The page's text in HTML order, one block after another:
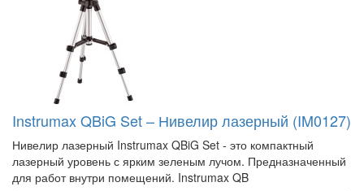
Instrumax QBiG Set – Нивелир лазерный (IM0127)
Нивелир лазерный Instrumax QBiG Set - это компактный
лазерный уровень с ярким зеленым лучом. Предназначенный
для работ внутри помещений. Instrumax QB